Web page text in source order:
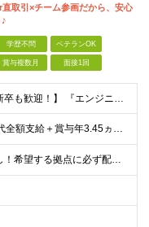
直取引×チーム参画だから、安心
学歴不問 ベテランOK
賞与複数月 面接1回
【未経験歓迎！第二新卒も歓迎！】 『エンジニアになりたい』意欲があれば歓迎です！ 以下のような方も尚歓迎です！ ・学生時代に情報系の学部で学んでいた方 ・ITスクールや独学でプログラミングを学んだこ
月給28万円～＋残業代全額支給＋賞与年3.45ヵ月(東京) 月給25万円～＋残業代全額支給＋賞与年3.45ヵ月(新潟・長岡) 入社時想定年収： 392万円～ (東京) 350万円～ (新潟・長岡)
≪会社都合の転勤なし！希望する拠点に必ず配属します。新潟Uターン・Iターン大歓迎！≫ 首都圏(東京、神奈川、千葉、埼玉)または新潟市、長岡市周辺のお客様先または各拠点での勤務となります。 ■東京支社